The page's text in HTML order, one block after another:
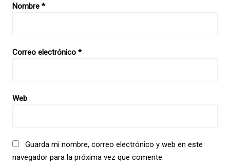
Nombre *
Correo electrónico *
Web
Guarda mi nombre, correo electrónico y web en este
navegador para la próxima vez que comente.